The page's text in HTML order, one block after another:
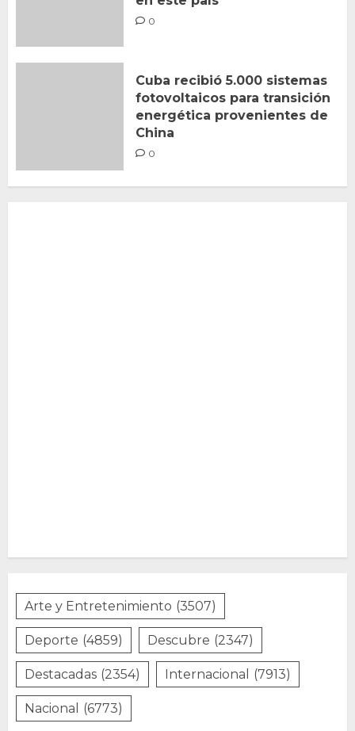
0
Cuba recibió 5.000 sistemas
fotovoltaicos para transición
energética provenientes de
China
0
Arte y Entretenimiento (3507)
Deporte (4859) Descubre (2347)
Destacadas (2354) Internacional (7913)
Nacional (6773)